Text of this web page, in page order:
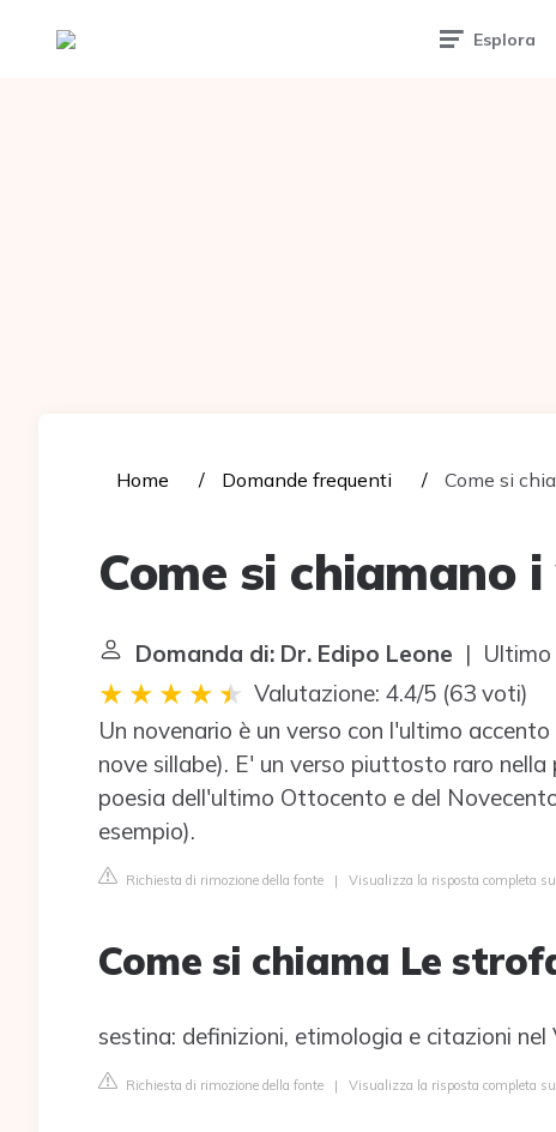
Tattoomuse.it Esplora
Home Domande frequenti Come si
Come si chiamano
Domanda di: Dr. Edipo Leone | Ultimo
Valutazione: 4.4/5 (63 voti)
Un novenario è un verso con l'ultimo
nove sillabe). E' un verso piuttosto raro
poesia dell'ultimo Ottocento e del
esempio).
Richiesta di rimozione della fonte | Visualizza la risposta completa
Come si chiama Le
sestina: definizioni, etimologia e citazioni nel
Richiesta di rimozione della fonte | Visualizza la risposta completa